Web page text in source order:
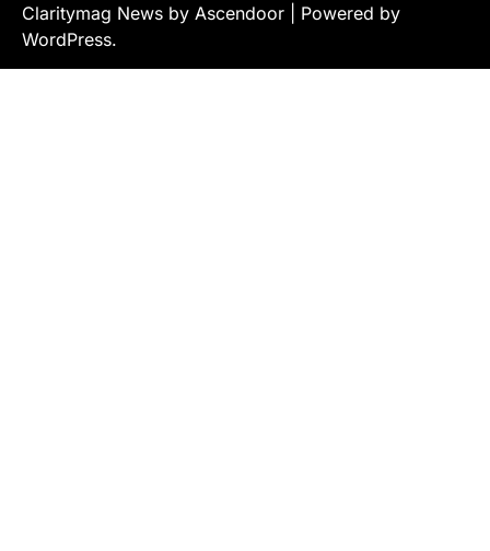
Claritymag News by Ascendoor | Powered by
WordPress.